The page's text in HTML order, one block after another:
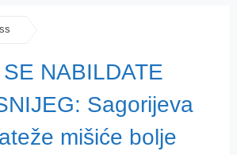
NABILDATE
Sagorijeva
mišiće bolje